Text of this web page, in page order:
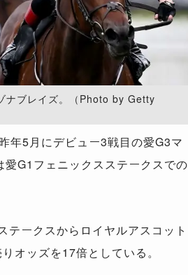
ナブレイズ。（Photo by Getty
年5月にデビュー3戦目の愛G3マ
G1フェニックスステークスでの
ークスからロイヤルアスコット
オッズを17倍としている。